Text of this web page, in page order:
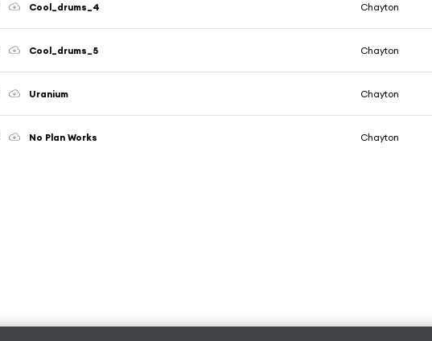
Cool_drums_4 Chayton
Cool_drums_5 Chayton
Uranium Chayton
No Plan Works Chayton